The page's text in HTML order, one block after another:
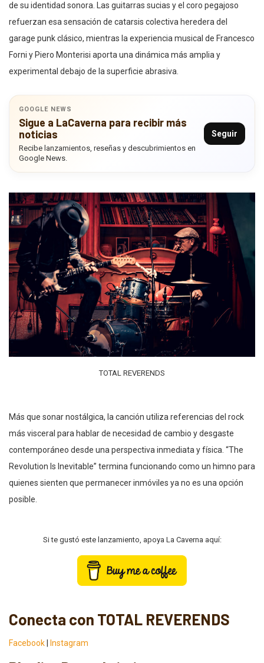
de su identidad sonora. Las guitarras sucias y el coro pegajoso
refuerzan esa sensación de catarsis colectiva heredera del
garage punk clásico, mientras la experiencia musical de Francesco
Forni y Piero Monterisi aporta una dinámica más amplia y
experimental debajo de la superficie abrasiva.
GOOGLE NEWS
Sigue a LaCaverna para recibir más
noticias
Recibe lanzamientos, reseñas y descubrimientos en
Google News.
Seguir
TOTAL REVERENDS
Más que sonar nostálgica, la canción utiliza referencias del rock
más visceral para hablar de necesidad de cambio y desgaste
contemporáneo desde una perspectiva inmediata y física. “The
Revolution Is Inevitable” termina funcionando como un himno para
quienes sienten que permanecer inmóviles ya no es una opción
posible.
Si te gustó este lanzamiento, apoya La Caverna aquí:
Conecta con TOTAL REVERENDS
Facebook Instagram